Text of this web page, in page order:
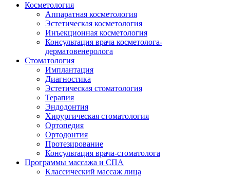
Косметология
Аппаратная косметология
Эстетическая косметология
Инъекционная косметология
Консультация врача косметолога-
дерматовенеролога
Стоматология
Имплантация
Диагностика
Эстетическая стоматология
Терапия
Эндодонтия
Хирургическая стоматология
Ортопедия
Ортодонтия
Протезирование
Консультация врача-стоматолога
Программы массажа и СПА
Классический массаж лица